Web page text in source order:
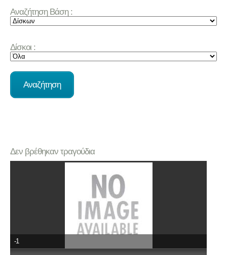
Αναζήτηση Βάση :
Δίσκοι :
Δεν βρέθηκαν τραγούδια
-1